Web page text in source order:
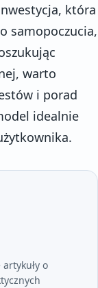
która
samopoczucia,
warto
i porad
idealnie
o